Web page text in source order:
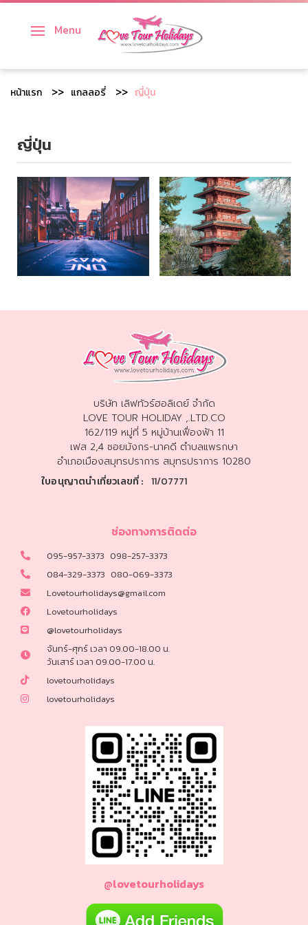
Menu
หน้าแรก แกลลอรี่ ญี่ปุ่น
ญี่ปุ่น
บริษัท เลิฟทัวร์ฮอลิเดย์ จำกัด
LOVE TOUR HOLIDAY ,.LTD.CO
162/119 หมู่ที่ 5 หมู่บ้านเฟื่องฟ้า 11
เฟส 2,4 ซอยมังกร-นาคดี ตำบลแพรกษา
อำเภอเมืองสมุทรปราการ สมุทรปราการ 10280
ใบอนุญาตนำเที่ยวเลขที่ : 11/07771
ช่องทางการติดต่อ
095-957-3373 098-257-3373
084-329-3373 080-069-3373
Lovetourholidays@gmail.com
Lovetourholidays
@lovetourholidays
จันทร์-ศุกร์ เวลา 09.00-18.00 น.
วันเสาร์ เวลา 09.00-17.00 น.
lovetourholidays
lovetourholidays
@lovetourholidays
ทัวร์เกาหลี
ทัวร์สิงคโปร์
ทัวร์จีน
ทัวร์ไต้หวัน
ทัวร์ฮ่องกง
ทัวร์ยุโรป
ทัวร์สวิตเซอร์แลนด์
ทัวร์อิตาลี
ทัวร์เยอรมัน
ทัวร์ออสเตรีย
ทัวร์ฟิลิปปินส์